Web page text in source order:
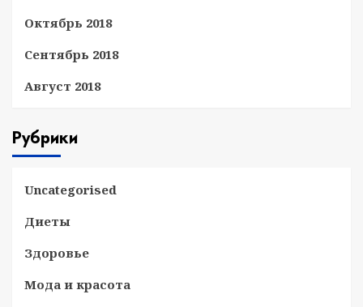
Октябрь 2018
Сентябрь 2018
Август 2018
Рубрики
Uncategorised
Диеты
Здоровье
Мода и красота